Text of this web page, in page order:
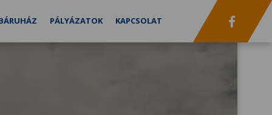
PÁLYÁZATOK KAPCSOLAT